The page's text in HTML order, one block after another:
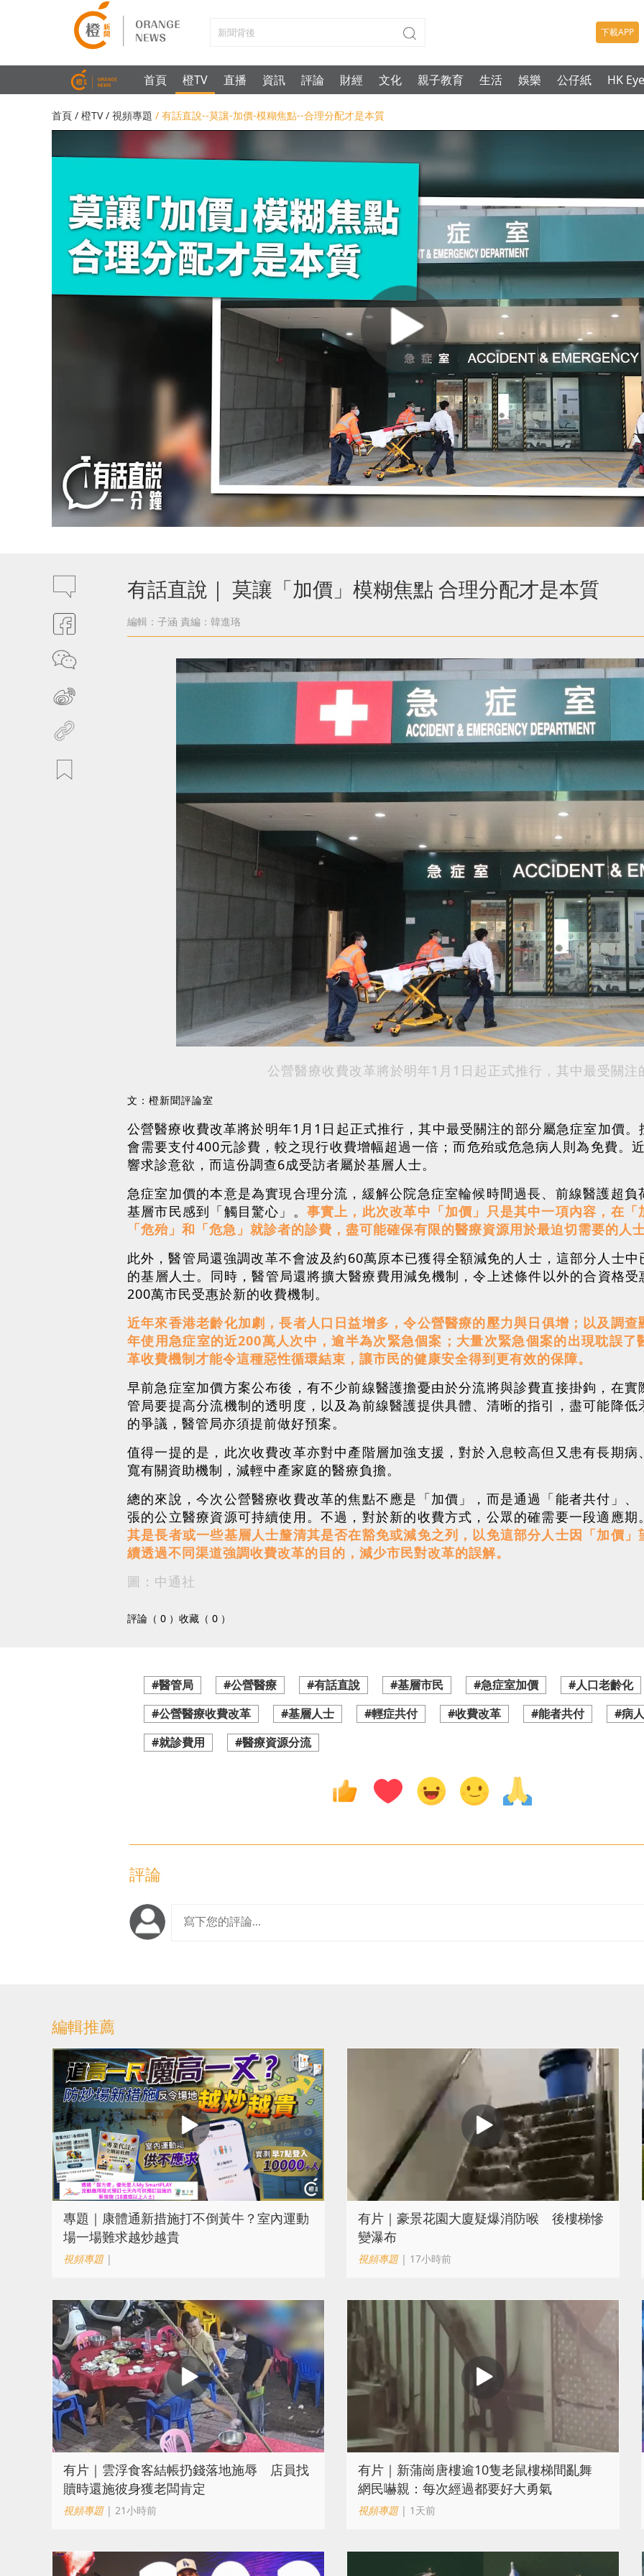
下載APP
首頁 橙TV 直播 資訊 評論 財經 文化 親子教育 生活 娛樂 公仔紙 HK Eye
首頁 / 橙TV/ 視頻專題 / 有話直說--莫讓-加價-模糊焦點--合理分配才是本質
有話直說｜ 莫讓「加價」模糊焦點 合理分配才是本質
編輯：子涵 責編：韓進珞
公營醫療收費改革將於明年1月1日起正式推行，其中最受關注
文：橙新聞評論室
公營醫療收費改革將於明年1月1日起正式推行，其中最受關注的部分屬急症室加價
會需要支付400元診費，較之現行收費增幅超過一倍；而危殆或危急病人則為免費。
響求診意欲，而這份調查6成受訪者屬於基層人士。
急症室加價的本意是為實現合理分流，緩解公院急症室輪候時間過長、前線醫護超
基層市民感到「觸目驚心」。 事實上，此次改革中「加價」只是其中一項內容，在
「危殆」和「危急」就診者的診費，盡可能確保有限的醫療資源用於最迫切需要的人士
此外，醫管局還強調改革不會波及約60萬原本已獲得全額減免的人士，這部分人士
的基層人士。同時，醫管局還將擴大醫療費用減免機制，令上述條件以外的合資格
200萬市民受惠於新的收費機制。
近年來香港老齡化加劇，長者人口日益增多，令公營醫療的壓力與日俱增；以及調
年使用急症室的近200萬人次中，逾半為次緊急個案；大量次緊急個案的出現耽誤
革收費機制才能令這種惡性循環結束，讓市民的健康安全得到更有效的保障。
早前急症室加價方案公布後，有不少前線醫護擔憂由於分流將與診費直接掛鉤，在
管局要提高分流機制的透明度，以及為前線醫護提供具體、清晰的指引，盡可能降
的爭議，醫管局亦須提前做好預案。
值得一提的是，此次收費改革亦對中產階層加強支援，對於入息較高但又患有長期
寬有關資助機制，減輕中產家庭的醫療負擔。
總的來說，今次公營醫療收費改革的焦點不應是「加價」，而是通過「能者共付」
張的公立醫療資源可持續使用。不過，對於新的收費方式，公眾的確需要一段適應期
其是長者或一些基層人士釐清其是否在豁免或減免之列，以免這部分人士因「加價
續透過不同渠道強調收費改革的目的，減少市民對改革的誤解。
圖：中通社
評論（ 0 ） 收藏（ 0 ）
#醫管局 #公營醫療 #有話直說 #基層市民 #急症室加價
#人口老齡化
#公營醫療收費改革
#基層人士 #輕症共付 #收費改革 #能者共付
#病
#就診費用
#醫療資源分流
評論
編輯推薦
專題｜康體通新措施打不倒黃牛？室內運動
場一場難求越炒越貴
視頻專題|
有片｜豪景花園大廈疑爆消防喉 後樓梯慘
變瀑布
視頻專題| 17小時前
​有片｜雲浮食客結帳扔錢落地施辱 店員找
贖時還施彼身獲老闆肯定
視頻專題| 21小時前
有片｜新蒲崗唐樓逾10隻老鼠樓梯間亂舞
網民嚇親：每次經過都要好大勇氣
視頻專題| 1天前